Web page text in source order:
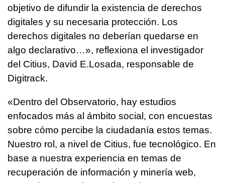
objetivo de difundir la existencia de derechos
digitales y su necesaria protección. Los
derechos digitales no deberían quedarse en
algo declarativo…», reflexiona el investigador
del Citius, David E.Losada, responsable de
Digitrack.
«Dentro del Observatorio, hay estudios
enfocados más al ámbito social, con encuestas
sobre cómo percibe la ciudadanía estos temas.
Nuestro rol, a nivel de Citius, fue tecnológico. En
base a nuestra experiencia en temas de
recuperación de información y minería web,